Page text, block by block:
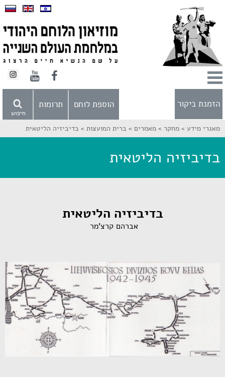
הזמנת ביקור
חיפוש
הוספת לוחם תרומות
מאגרי מידע > מחקר > מאמרים > ברית המועצות > בדיביזיה הליטאית
בדיביזיה הליטאית
בדיביזיה הליטאית
אברהם קרצ'מר